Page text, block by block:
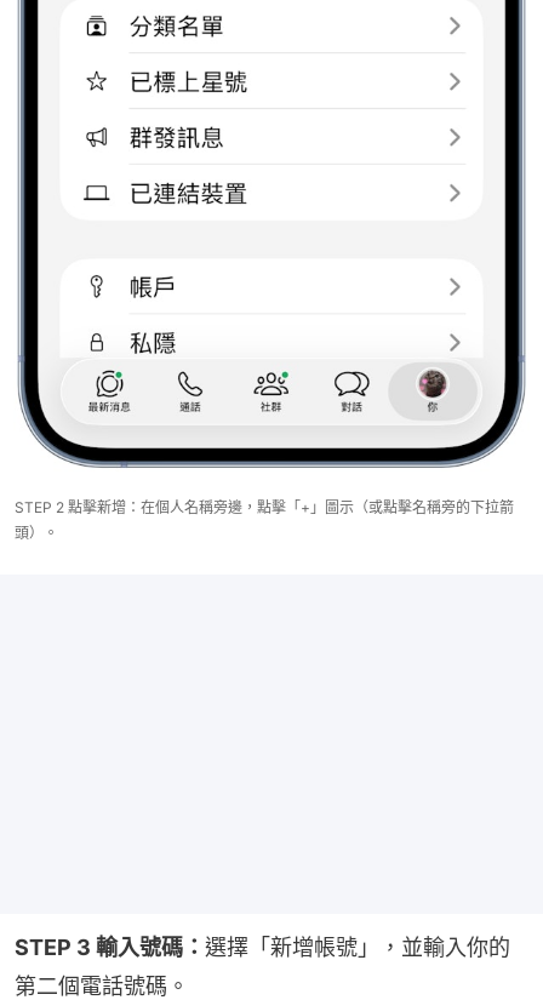
STEP 2 點擊新增：在個人名稱旁邊，點擊「+」圖示（或點擊名稱旁的下拉箭
頭）。
STEP 3 輸入號碼： 選擇「新增帳號」，並輸入你的
第二個電話號碼。